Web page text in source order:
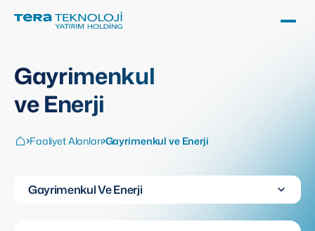
Gayrimenkul
ve Enerji
Faaliyet Alanları Gayrimenkul ve Enerji
Gayrimenkul Ve Enerji